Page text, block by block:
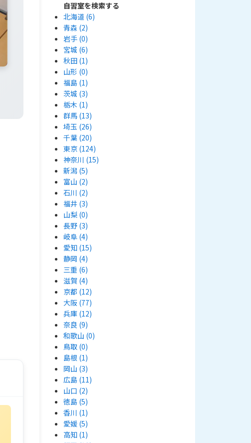
自習室を検索する
北海道 (6)
青森 (2)
岩手 (0)
宮城 (6)
秋田 (1)
山形 (0)
福島 (1)
茨城 (3)
栃木 (1)
群馬 (13)
埼玉 (26)
千葉 (20)
東京 (124)
神奈川 (15)
新潟 (5)
富山 (2)
石川 (2)
福井 (3)
山梨 (0)
長野 (3)
岐阜 (4)
愛知 (15)
静岡 (4)
三重 (6)
滋賀 (4)
京都 (12)
大阪 (77)
兵庫 (12)
奈良 (9)
和歌山 (0)
鳥取 (0)
島根 (1)
岡山 (3)
広島 (11)
山口 (2)
徳島 (5)
香川 (1)
愛媛 (5)
高知 (1)